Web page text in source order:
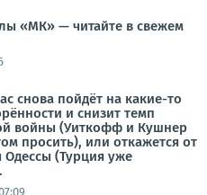
«МК» — читайте в свежем
снова пойдёт на какие-то
и снизит темп
войны (Уиткофф и Кушнер
просить), или откажется от
(Турция уже